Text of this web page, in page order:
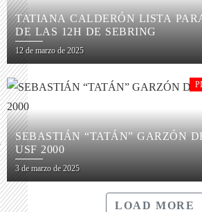
TATIANA CALDERÓN LISTA
DE LAS 12H DE SEBRING
12 de marzo de 2025
SEBASTIÁN “TATÁN” GARZÓN
USF 2000
3 de marzo de 2025
LOAD MORE